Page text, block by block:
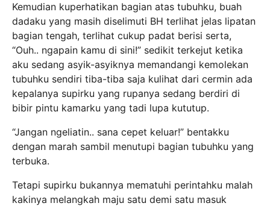
Kemudian kuperhatikan bagian atas tubuhku, buah
dadaku yang masih diselimuti BH terlihat jelas lipatan
bagian tengah, terlihat cukup padat berisi serta,
“Ouh.. ngapain kamu di sini!” sedikit terkejut ketika
aku sedang asyik-asyiknya memandangi kemolekan
tubuhku sendiri tiba-tiba saja kulihat dari cermin ada
kepalanya supirku yang rupanya sedang berdiri di
bibir pintu kamarku yang tadi lupa kututup.
“Jangan ngeliatin.. sana cepet keluar!” bentakku
dengan marah sambil menutupi bagian tubuhku yang
terbuka.
Tetapi supirku bukannya mematuhi perintahku malah
kakinya melangkah maju satu demi satu masuk